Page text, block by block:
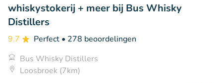
whiskystokerij + meer bij Bus Whisky
Distillers
9.7 Perfect • 278 beoordelingen
Bus Whisky Distillers
Loosbroek (7km)